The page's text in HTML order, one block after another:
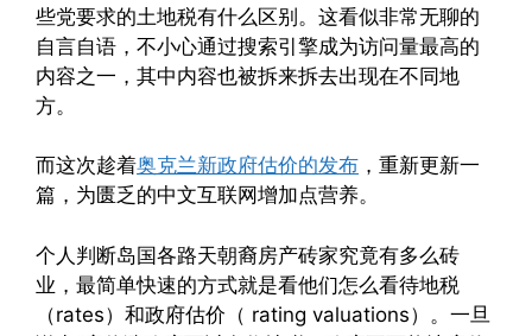
些党要求的土地税有什么区别。这看似非常无聊的
自言自语，不小心通过搜索引擎成为访问量最高的
内容之一，其中内容也被拆来拆去出现在不同地
方。
而这次趁着奥克兰新政府估价的发布 ，重新更新一
篇，为匮乏的中文互联网增加点营养。
个人判断岛国各路天朝裔房产砖家究竟有多么砖
业，最简单快速的方式就是看他们怎么看待地税
（rates）和政府估价（ rating valuations）。一旦